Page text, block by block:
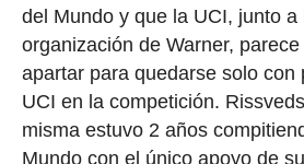
del Mundo y que la UCI, junto a
organización de Warner,
apartar para quedarse solo con
UCI en la competición.
misma estuvo 2 años
Mundo con el único apoyo de